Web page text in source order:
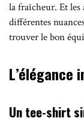
la fraîcheur. Et les
différentes
trouver le bon
L’élégance
Un tee-shirt